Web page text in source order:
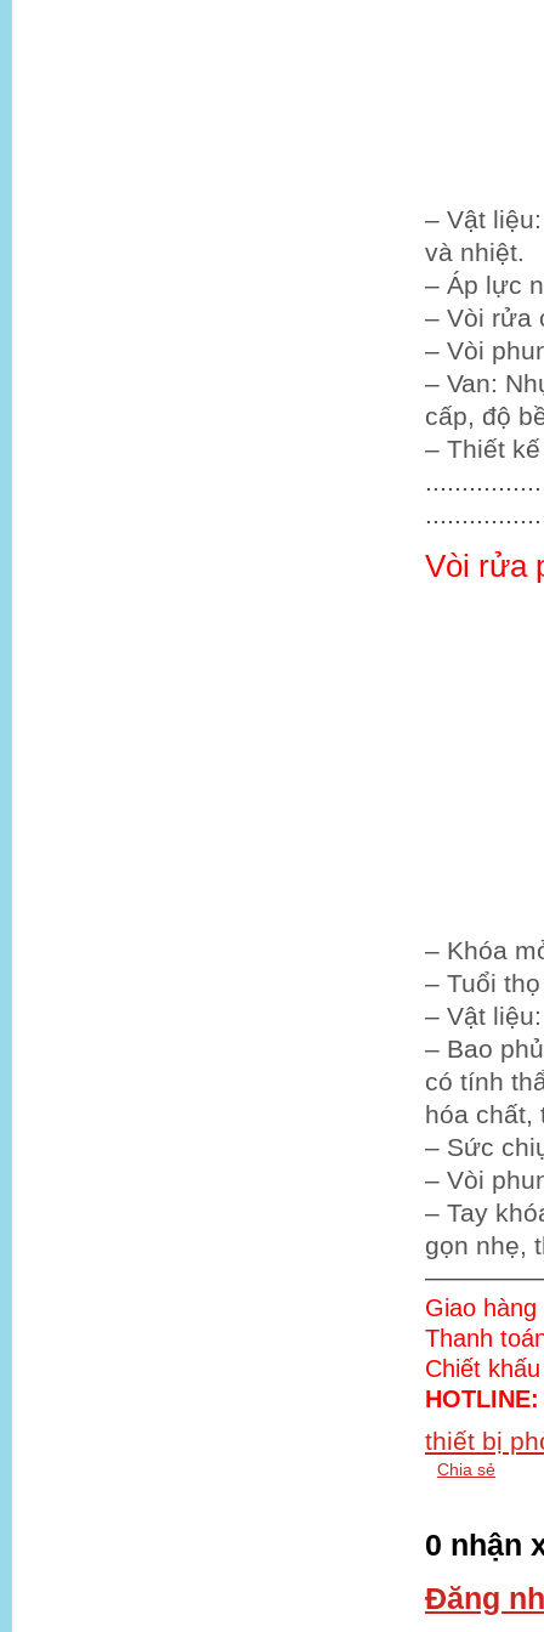
– Vật
và nhiệt.
– Áp lực
– Vòi rửa
– Vòi
– Van:
cấp, độ
– Thiết
Vòi rửa
– Khóa
– Tuổi
– Vật
– Bao
có tính
hóa chất,
– Sức
– Vòi
– Tay
gọn nhẹ,
Giao
Thanh
Chiết
thiết bị
Chia sẻ
0 nhận
Đăng